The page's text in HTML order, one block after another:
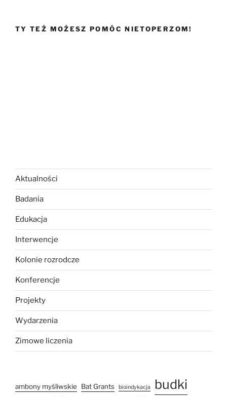
TY TEŻ MOŻESZ POMÓC NIETOPERZOM!
Aktualności
Badania
Edukacja
Interwencje
Kolonie rozrodcze
Konferencje
Projekty
Wydarzenia
Zimowe liczenia
ambony myśliwskie Bat Grants bioindykacja budki